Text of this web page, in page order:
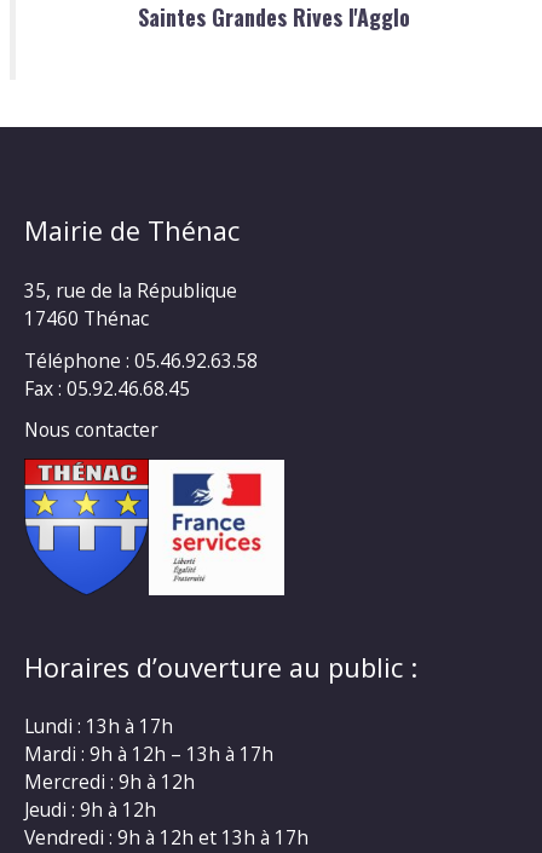
Saintes Grandes Rives l'Agglo
Mairie de Thénac
35, rue de la République
17460 Thénac
Téléphone : 05.46.92.63.58
Fax : 05.92.46.68.45
Nous contacter
Horaires d’ouverture au public :
Lundi : 13h à 17h
Mardi : 9h à 12h – 13h à 17h
Mercredi : 9h à 12h
Jeudi : 9h à 12h
Vendredi : 9h à 12h et 13h à 17h